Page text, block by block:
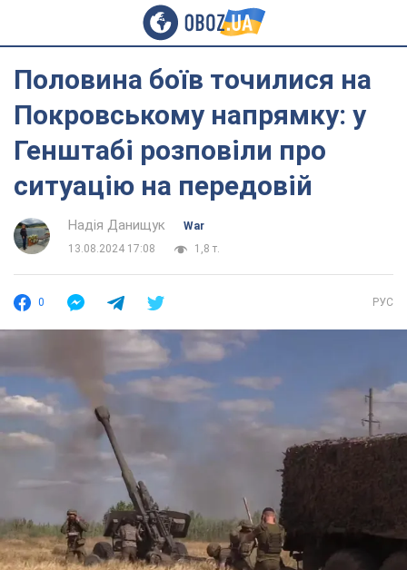
Половина боїв точилися на
Покровському напрямку: у
Генштабі розповіли про
ситуацію на передовій
Надія Данищук
War
13.08.2024 17:08
1,8 т.
0 РУС